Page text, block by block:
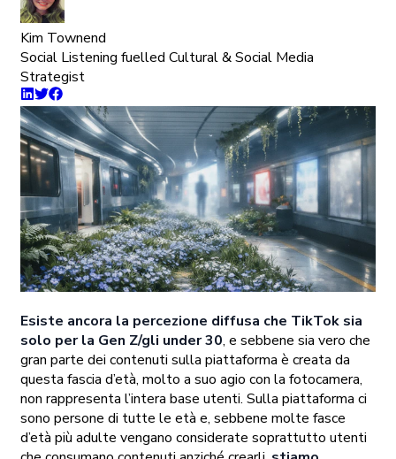
Kim Townend
Social Listening fuelled Cultural & Social Media
Strategist
Esiste ancora la percezione diffusa che TikTok sia
solo per la Gen Z/gli under 30, e sebbene sia vero che
gran parte dei contenuti sulla piattaforma è creata da
questa fascia d’età, molto a suo agio con la fotocamera,
non rappresenta l’intera base utenti. Sulla piattaforma ci
sono persone di tutte le età e, sebbene molte fasce
d’età più adulte vengano considerate soprattutto utenti